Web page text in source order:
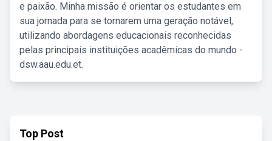
e paixão. Minha missão é orientar os estudantes em
sua jornada para se tornarem uma geração notável,
utilizando abordagens educacionais reconhecidas
pelas principais instituições acadêmicas do mundo -
dsw.aau.edu.et.
Top Post